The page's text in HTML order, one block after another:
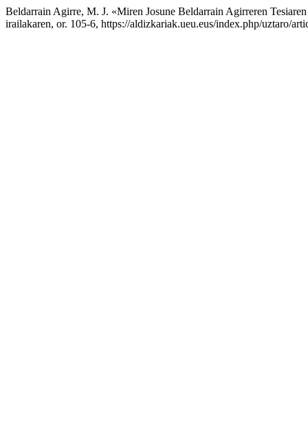
Beldarrain Agirre, M. J. «Miren Josune Beldarrain Agirreren
irailakaren, or. 105-6, https://aldizkariak.ueu.eus/index.php/uztaro/